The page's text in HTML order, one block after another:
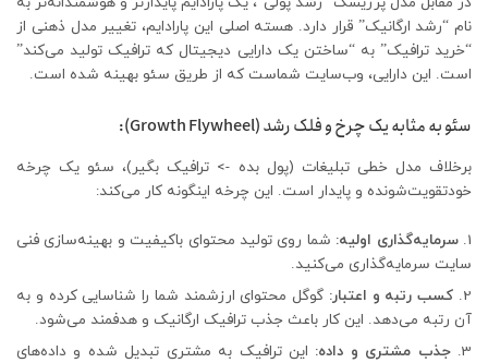
نام “رشد ارگانیک” قرار دارد. هسته اصلی این پارادایم، تغییر مدل ذهنی از
“خرید ترافیک” به “ساختن یک دارایی دیجیتال که ترافیک تولید می‌کند”
است. این دارایی، وب‌سایت شماست که از طریق سئو بهینه شده است.
سئو به مثابه یک چرخ و فلک رشد (Growth Flywheel):
برخلاف مدل خطی تبلیغات (پول بده -> ترافیک بگیر)، سئو یک چرخه
خودتقویت‌شونده و پایدار است. این چرخه اینگونه کار می‌کند:
سرمایه‌گذاری اولیه: شما روی تولید محتوای باکیفیت و بهینه‌سازی فنی
سایت سرمایه‌گذاری می‌کنید.
کسب رتبه و اعتبار: گوگل محتوای ارزشمند شما را شناسایی کرده و به
آن رتبه می‌دهد. این کار باعث جذب ترافیک ارگانیک و هدفمند می‌شود.
جذب مشتری و داده: این ترافیک به مشتری تبدیل شده و داده‌های